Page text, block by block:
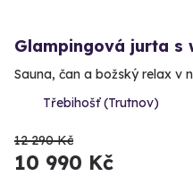
Glampingová jurta s
Sauna, čan a božský relax v
Třebihošť (Trutnov)
12 290 Kč
10 990 Kč